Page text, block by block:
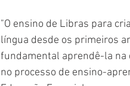
"O ensino de Libras para
língua desde os primeiros
fundamental aprendê-la na
no processo de ensino-